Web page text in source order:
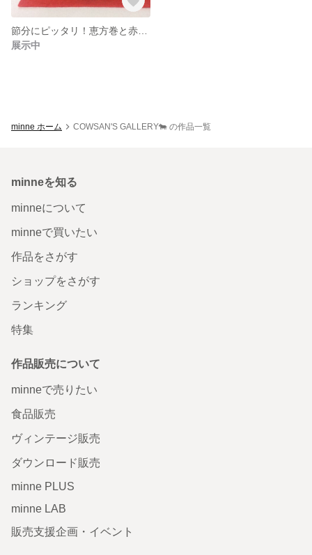
展示中
minne ホーム COWSAN'S GALLERY🐄 の作品一覧
minneを知る
minneについて
minneで買いたい
作品をさがす
ショップをさがす
ランキング
特集
作品販売について
minneで売りたい
食品販売
ヴィンテージ販売
ダウンロード販売
minne PLUS
minne LAB
販売支援企画・イベント